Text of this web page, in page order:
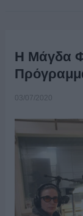
Η Μάγδα
03/07/2020